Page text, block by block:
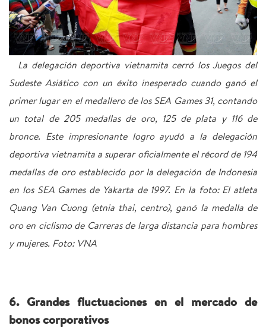
La delegación deportiva vietnamita cerró los Juegos del
Sudeste Asiático con un éxito inesperado cuando ganó el
primer lugar en el medallero de los SEA Games 31, contando
un total de 205 medallas de oro, 125 de plata y 116 de
bronce. Este impresionante logro ayudó a la delegación
deportiva vietnamita a superar oficialmente el récord de 194
medallas de oro establecido por la delegación de Indonesia
en los SEA Games de Yakarta de 1997. En la foto: El atleta
Quang Van Cuong (etnia thai, centro), ganó la medalla de
oro en ciclismo de Carreras de larga distancia para hombres
y mujeres. Foto: VNA
6. Grandes fluctuaciones en el mercado de
bonos corporativos